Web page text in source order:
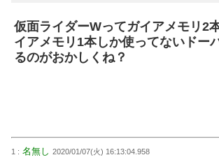
仮面ライダーWってガイアメモリ2
イアメモリ1本しか使ってないドー
るのがおかしくね？
1 : 名無し 2020/01/07(火) 16:13:04.958